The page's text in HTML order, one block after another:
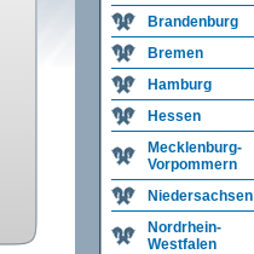
Brandenburg
Bremen
Hamburg
Hessen
Mecklenburg-
Vorpommern
Niedersachsen
Nordrhein-
Westfalen